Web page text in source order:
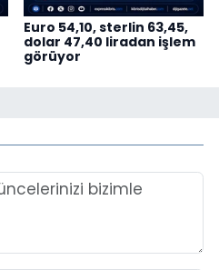
Euro 54,10, sterlin 63,45,
dolar 47,40 liradan işlem
görüyor